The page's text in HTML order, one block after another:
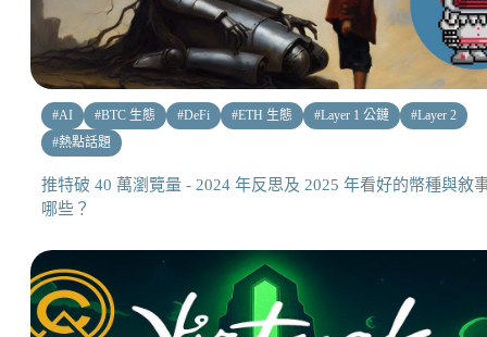
#AI #BTC 生態 #DeFi #ETH 生態 #Layer 1 公鏈 #Layer 2
#熱點話題
推特破 40 萬瀏覽量 - 2024 年反思及 2025 年看好的幣種與敘
哪些？